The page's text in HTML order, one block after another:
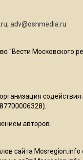
, adv@osnmedia.ru
"Вести Московского
авторов.
сайта